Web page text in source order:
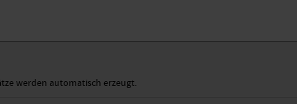
werden automatisch erzeugt.